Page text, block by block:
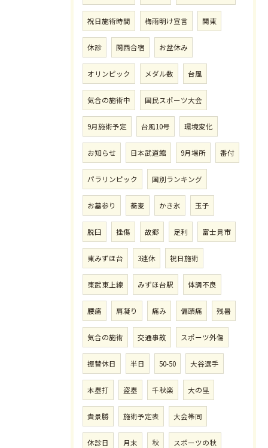
祝日施術時間 梅雨明け宣言 関東
休診 関西合宿 お盆休み
オリンピック メダル数 台風
気合の施術中 国民スポーツ大会
9月施術予定 台風10号 環境変化
お知らせ 日本武道館 9月場所 番付
パラリンピック 国別ランキング
お墓参り 蕎麦 かき氷 玉子
脱臼 挫傷 故郷 足利 富士見市
東みずほ台 3連休 祝日施術
東武東上線 みずほ台駅 体調不良
腰痛 肩凝り 痛み 偏頭痛 残暑
気合の施術 交通事故 スポーツ外傷
振替休日 半日 50-50 大谷選手
本塁打 盗塁 千秋楽 大の里
貴景勝 施術予定表 大会帯同
休診日 月末 秋 スポーツの秋